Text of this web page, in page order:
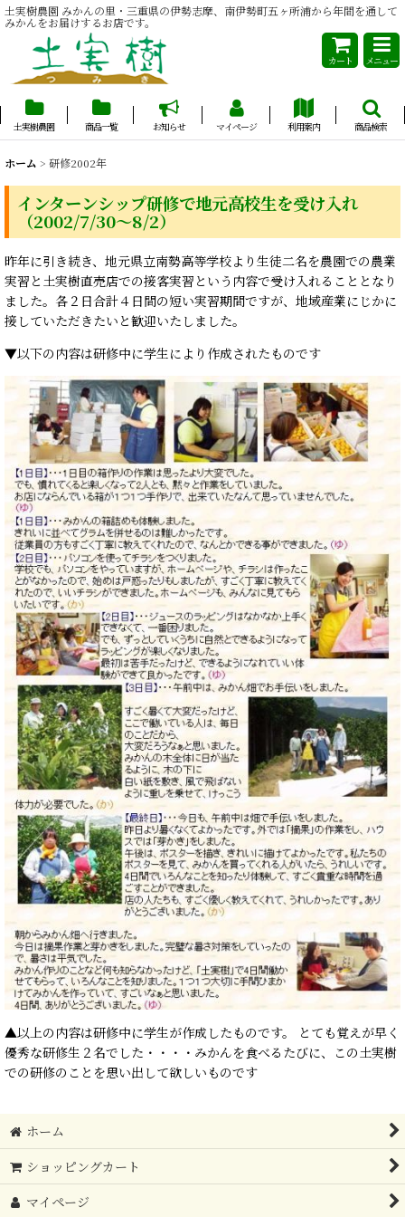
土実樹農園 みかんの里・三重県の伊勢志摩、南伊勢町五ヶ所浦から年間を通して
みかんをお届けするお店です。
カート メニュー
土実樹農園 商品一覧 お知らせ マイページ 利用案内 商品検索
ホーム > 研修2002年
インターンシップ研修で地元高校生を受け入れ
（2002/7/30～8/2）
昨年に引き続き、地元県立南勢高等学校より生徒二名を農園での農業
実習と土実樹直売店での接客実習という内容で受け入れることとなり
ました。各２日合計４日間の短い実習期間ですが、地域産業にじかに
接していただきたいと歓迎いたしました。
▼以下の内容は研修中に学生により作成されたものです
▲以上の内容は研修中に学生が作成したものです。 とても覚えが早く
優秀な研修生２名でした・・・・みかんを食べるたびに、この土実樹
での研修のことを思い出して欲しいものです
ホーム
ショッピングカート
マイページ